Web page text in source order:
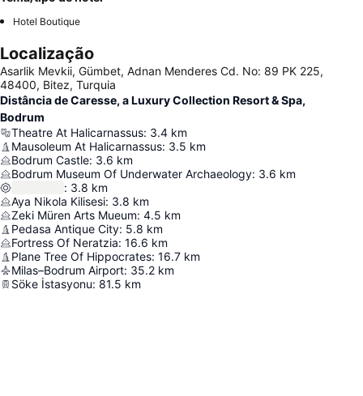
Hotel Boutique
Localização
Asarlik Mevkii, Gümbet, Adnan Menderes Cd. No: 89 PK 225,
48400, Bitez, Turquia
Distância de Caresse, a Luxury Collection Resort & Spa,
Bodrum
Theatre At Halicarnassus: 3.4 km
Mausoleum At Halicarnassus: 3.5 km
Bodrum Castle: 3.6 km
Bodrum Museum Of Underwater Archaeology: 3.6 km
: 3.8 km
Aya Nikola Kilisesi: 3.8 km
Zeki Müren Arts Mueum: 4.5 km
Pedasa Antique City: 5.8 km
Fortress Of Neratzia: 16.6 km
Plane Tree Of Hippocrates: 16.7 km
Milas–Bodrum Airport: 35.2 km
Söke İstasyonu: 81.5 km